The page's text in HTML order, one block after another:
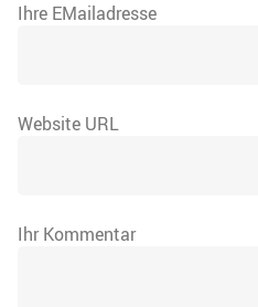
Ihre EMailadresse
Website URL
Ihr Kommentar